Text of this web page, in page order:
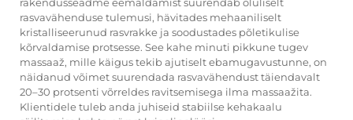
rasvavähenduse tulemusi, hävitades mehaaniliselt
kristalliseerunud rasvrakke ja soodustades põletikulise
kõrvaldamise protsesse. See kahe minuti pikkune tugev
massaaž, mille käigus tekib ajutiselt ebamugavustunne, on
näidanud võimet suurendada rasvavähendust täiendavalt
20–30 protsenti võrreldes ravitsemisega ilma massaažita.
Klientidele tuleb anda juhiseid stabiilse kehakaalu